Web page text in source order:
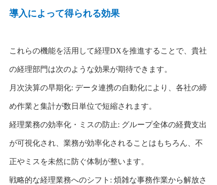
導入によって得られる効果
これらの機能を活用して経理DXを推進することで、貴社
の経理部門は次のような効果が期待できます。
月次決算の早期化: データ連携の自動化により、各社の締
め作業と集計が数日単位で短縮されます。
経理業務の効率化・ミスの防止: グループ全体の経費支出
が可視化され、業務が効率化されることはもちろん、不
正やミスを未然に防ぐ体制が整います。
戦略的な経理業務へのシフト : 煩雑な事務作業から解放さ